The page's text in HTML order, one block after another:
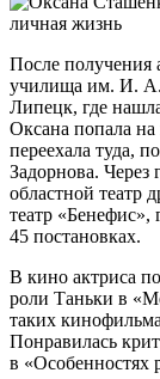
После получения
училища им. И. А.
Липецк, где
Оксана попала на
переехала туда,
Задорнова. Через
областной театр
театр «Бенефис»,
45 постановках.
В кино актриса
роли Таньки в
таких
Понравилась
в «Особенностях